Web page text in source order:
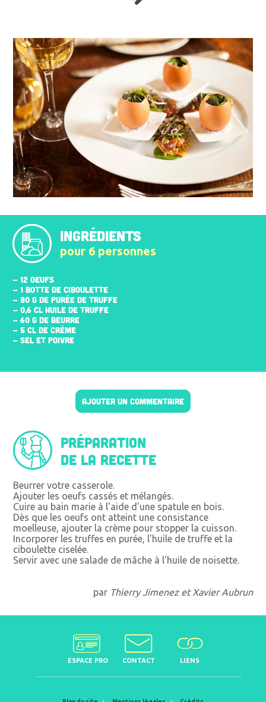
INGRÉDIENTS
pour 6 personnes
- 12 ŒUFS
- 1 BOTTE DE CIBOULETTE
- 80 G DE PURÉE DE TRUFFE
- 0,6 CL HUILE DE TRUFFE
- 60 G DE BEURRE
- 5 CL DE CRÈME
- SEL ET POIVRE
AJOUTER UN COMMENTAIRE
Préparation
de la recette
Beurrer votre casserole.
Ajouter les oeufs cassés et mélangés.
Cuire au bain marie à l'aide d'une spatule en bois.
Dès que les oeufs ont atteint une consistance
moelleuse, ajouter la crème pour stopper la cuisson.
Incorporer les truffes en purée, l'huile de truffe et la
ciboulette ciselée.
Servir avec une salade de mâche à l'huile de noisette.
par Thierry Jimenez et Xavier Aubrun
ESPACE PRO CONTACT LIENS